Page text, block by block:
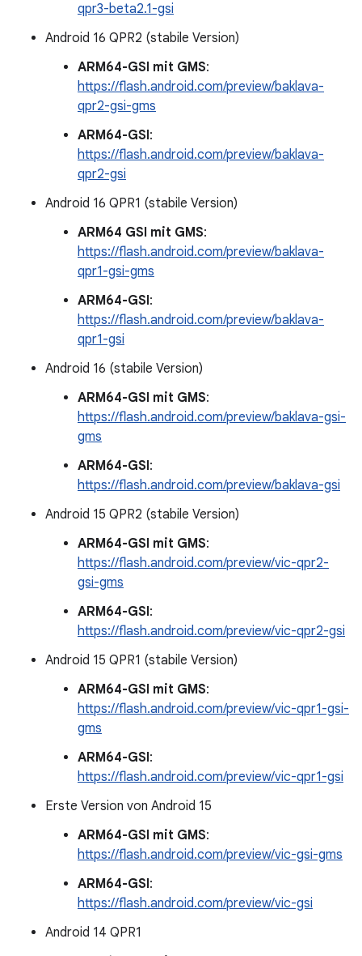
qpr3-beta2.1-gsi
Android 16 QPR2 (stabile Version)
ARM64-GSI mit GMS:
https://flash.android.com/preview/baklava-
qpr2-gsi-gms
ARM64-GSI:
https://flash.android.com/preview/baklava-
qpr2-gsi
Android 16 QPR1 (stabile Version)
ARM64 GSI mit GMS:
https://flash.android.com/preview/baklava-
qpr1-gsi-gms
ARM64-GSI:
https://flash.android.com/preview/baklava-
qpr1-gsi
Android 16 (stabile Version)
ARM64-GSI mit GMS:
https://flash.android.com/preview/baklava-gsi-
gms
ARM64-GSI:
https://flash.android.com/preview/baklava-gsi
Android 15 QPR2 (stabile Version)
ARM64-GSI mit GMS:
https://flash.android.com/preview/vic-qpr2-
gsi-gms
ARM64-GSI:
https://flash.android.com/preview/vic-qpr2-gsi
Android 15 QPR1 (stabile Version)
ARM64-GSI mit GMS:
https://flash.android.com/preview/vic-qpr1-gsi-
gms
ARM64-GSI:
https://flash.android.com/preview/vic-qpr1-gsi
Erste Version von Android 15
ARM64-GSI mit GMS:
https://flash.android.com/preview/vic-gsi-gms
ARM64-GSI:
https://flash.android.com/preview/vic-gsi
Android 14 QPR1